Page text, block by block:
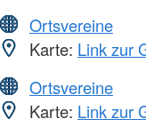
Ortsvereine
Karte: Link zur
Ortsvereine
Karte: Link zur